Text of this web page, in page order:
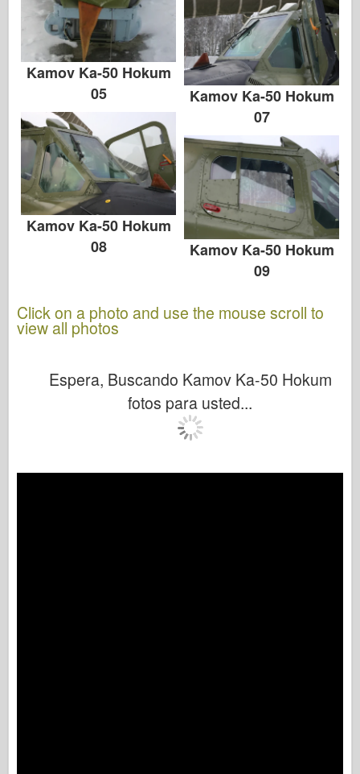
Kamov Ka-50 Hokum
05
Kamov Ka-50 Hokum
07
Kamov Ka-50 Hokum
08
Kamov Ka-50 Hokum
09
Click on a photo and use the mouse scroll to
view all photos
Espera, Buscando Kamov Ka-50 Hokum
fotos para usted...